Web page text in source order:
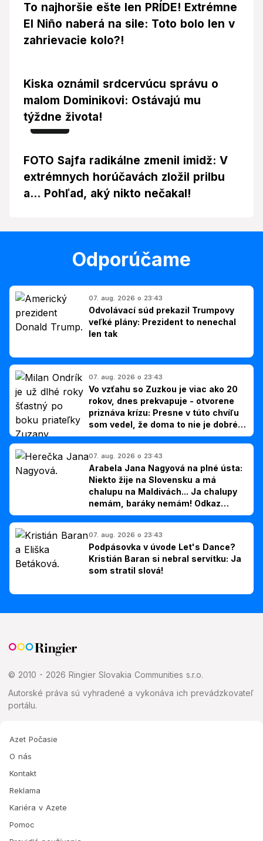
To najhoršie ešte len PRÍDE! Extrémne
El Niño naberá na sile: Toto bolo len v
zahrievacie kolo?!
Kiska oznámil srdcervúcu správu o
malom Dominikovi: Ostávajú mu
týždne života!
Foto
FOTO Sajfa radikálne zmenil imidž: V
extrémnych horúčavách zložil prilbu
a... Pohľad, aký nikto nečakal!
Odporúčame
07. aug. 2026 o 23:43
Odvolávací súd prekazil Trumpovy
veľké plány: Prezident to nenechal
len tak
07. aug. 2026 o 23:43
Vo vzťahu so Zuzkou je viac ako 20
rokov, dnes prekvapuje - otvorene
priznáva krízu: Presne v túto chvíľu
som vedel, že doma to nie je dobré,
hovorí Milan Ondrík
07. aug. 2026 o 23:43
Arabela Jana Nagyová na plné ústa:
Niekto žije na Slovensku a má
chalupu na Maldivách... Ja chalupy
nemám, baráky nemám! Odkaz
Slovákom
07. aug. 2026 o 23:43
Podpásovka v úvode Let's Dance?
Kristián Baran si nebral servítku: Ja
som stratil slová!
© 2010 - 2026 Ringier Slovakia Communities s.r.o.
Autorské práva sú vyhradené a vykonáva ich prevádzkovateľ
portálu.
Azet Počasie
O nás
Kontakt
Reklama
Kariéra v Azete
Pomoc